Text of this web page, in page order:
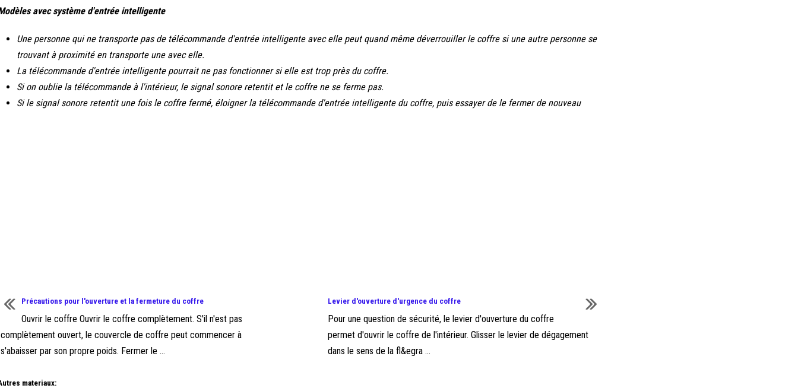
avec système d'entrée intelligente
Une personne qui ne transporte pas de télécommande d'entrée intelligente avec elle peut quand même déverrouiller le coffre si une autre personne se
trouvant à proximité en transporte une avec elle.
La télécommande d'entrée intelligente pourrait ne pas fonctionner si elle est trop près du coffre.
Si on oublie la télécommande à l'intérieur, le signal sonore retentit et le coffre ne se ferme pas.
Si le signal sonore retentit une fois le coffre fermé, éloigner la télécommande d'entrée intelligente du coffre, puis essayer de le fermer de nouveau
Précautions pour l'ouverture et la fermeture du coffre
Ouvrir le coffre Ouvrir le coffre complètement. S'il n'est pas
complètement ouvert, le couvercle de coffre peut commencer à
s'abaisser par son propre poids. Fermer le ...
Levier d'ouverture d'urgence du coffre
Pour une question de sécurité, le levier d'ouverture du coffre
permet d'ouvrir le coffre de l'intérieur. Glisser le levier de dégagement
dans le sens de la fl&egra ...
materiaux: